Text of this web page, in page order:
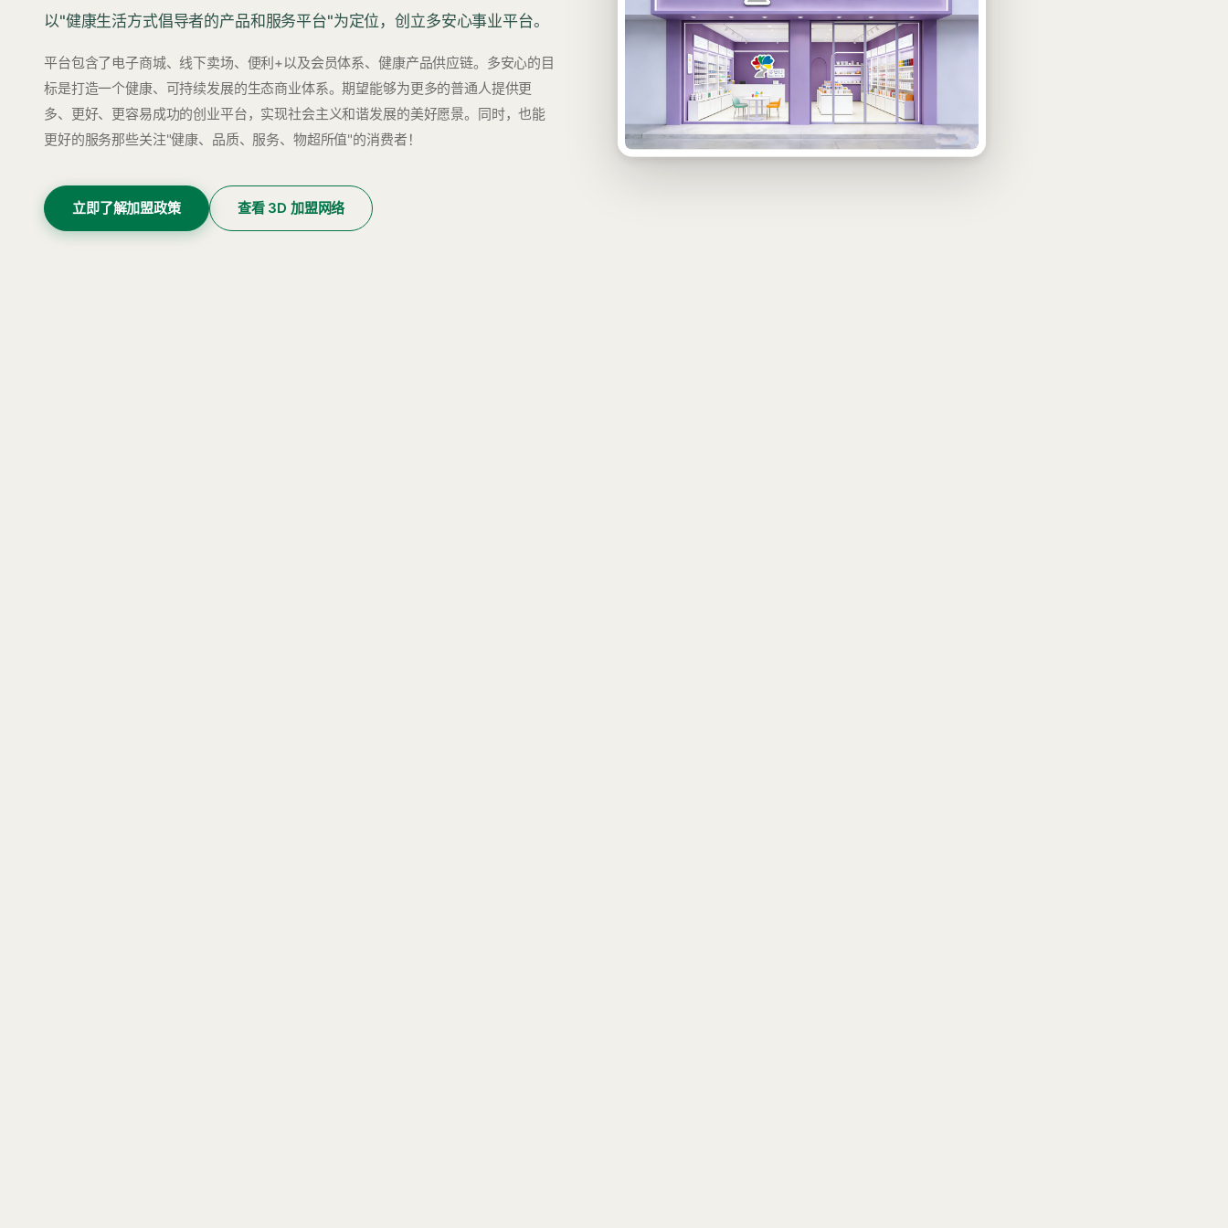
以"健康生活方式倡导者的产品和服务平台"为定位，创立多安心事业平台。
平台包含了电子商城、线下卖场、便利+以及会员体系、健康产品供应链。多安心的目
标是打造一个健康、可持续发展的生态商业体系。期望能够为更多的普通人提供更
多、更好、更容易成功的创业平台，实现社会主义和谐发展的美好愿景。同时，也能
更好的服务那些关注"健康、品质、服务、物超所值"的消费者！
立即了解加盟政策 查看 3D 加盟网络